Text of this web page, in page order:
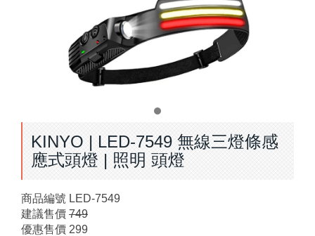
KINYO | LED-7549 無線三燈條感
應式頭燈 | 照明 頭燈
商品編號 LED-7549
建議售價 749
優惠售價 299